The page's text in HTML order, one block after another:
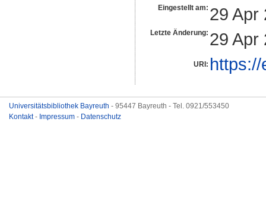
Eingestellt am: 29 Apr
Letzte Änderung: 29 Apr
URI:
Universitätsbibliothek Bayreuth - 95447 Bayreuth - Tel. 0921/553450
Kontakt- Impressum - Datenschutz